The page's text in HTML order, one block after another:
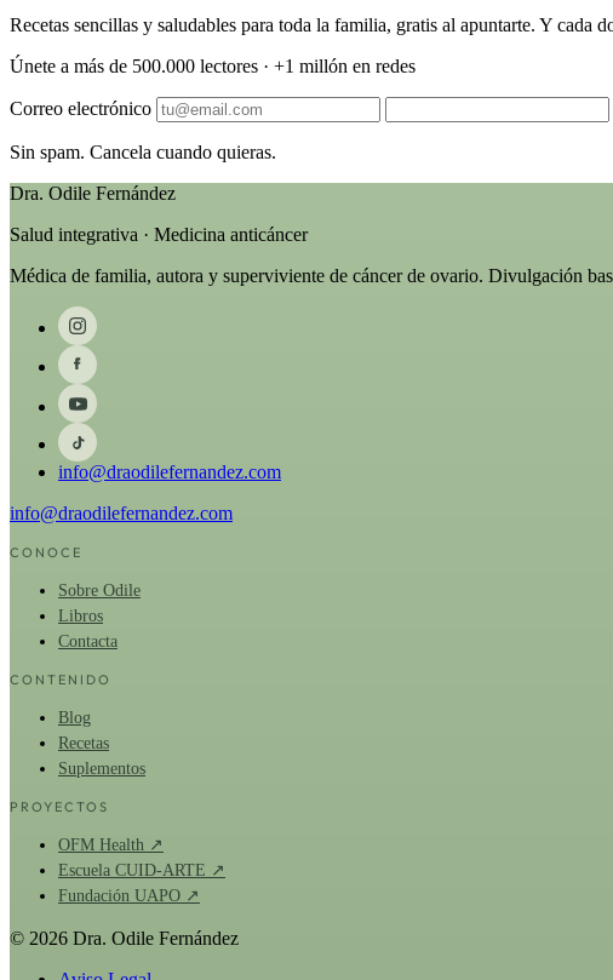
Recetas sencillas y saludables para toda la familia, gratis al apuntarte. Y cada
Únete a más de 500.000 lectores · +1 millón en redes
Correo electrónico
Sin spam. Cancela cuando quieras.
Dra. Odile Fernández
Salud integrativa · Medicina anticáncer
Médica de familia, autora y superviviente de cáncer de ovario. Divulgación
info@draodilefernandez.com
info@draodilefernandez.com
CONOCE
Sobre Odile
Libros
Contacta
CONTENIDO
Blog
Recetas
Suplementos
PROYECTOS
OFM Health ↗
Escuela CUID-ARTE ↗
Fundación UAPO ↗
© 2026 Dra. Odile Fernández